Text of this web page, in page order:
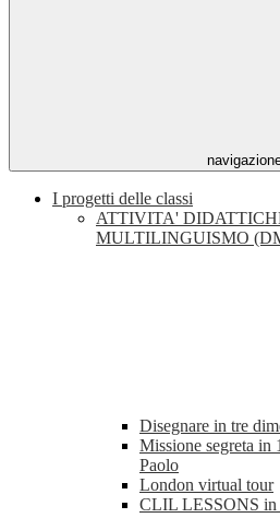
I progetti delle classi
ATTIVITA'
MULTILINGUISMO
Disegnare in tre
Missione segreta in
Paolo
London virtual tour
CLIL LESSONS